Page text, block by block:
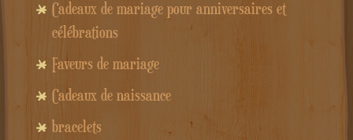
Cadeaux de mariage pour anniversaires et
célébrations
Faveurs de mariage
Cadeaux de naissance
bracelets